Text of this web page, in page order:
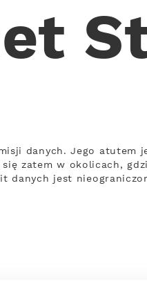
danych. Jego atutem
zatem w okolicach,
jest